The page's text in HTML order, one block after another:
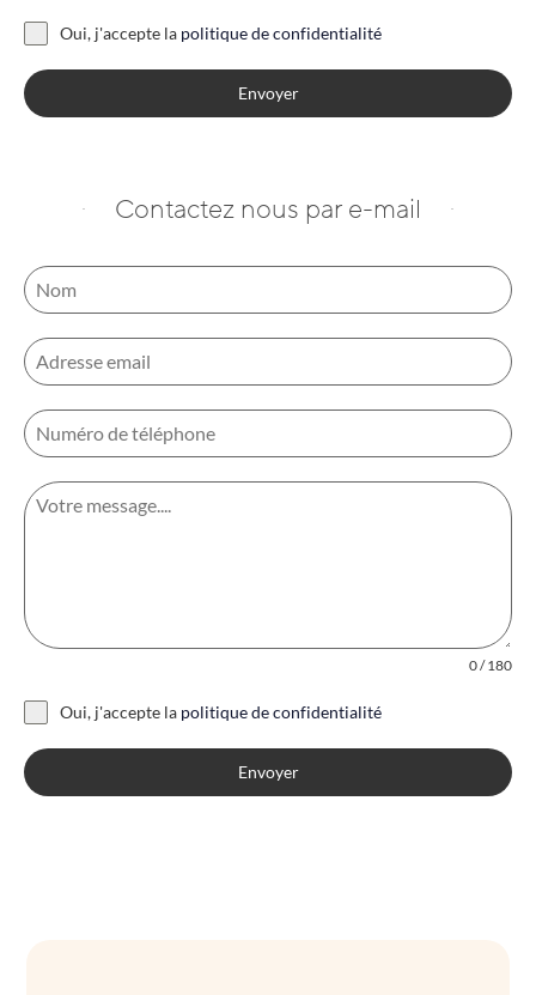
Oui, j'accepte la politique de confidentialité
Envoyer
Contactez nous par e-mail
0 / 180
Oui, j'accepte la politique de confidentialité
Envoyer